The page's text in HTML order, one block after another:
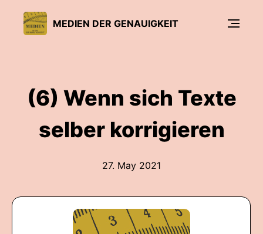
MEDIEN DER GENAUIGKEIT
(6) Wenn sich Texte
selber korrigieren
27. May 2021